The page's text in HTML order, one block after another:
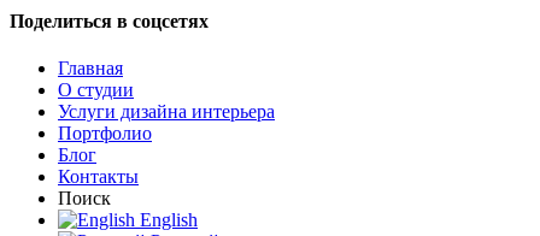
Поделиться в соцсетях
Главная
О студии
Услуги дизайна интерьера
Портфолио
Блог
Контакты
Поиск
English